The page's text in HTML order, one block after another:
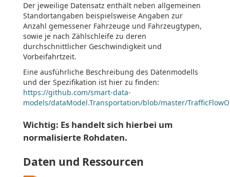
Der jeweilige Datensatz enthält neben allgemeinen
Standortangaben beispielsweise Angaben zur
Anzahl gemessener Fahrzeuge und Fahrzeugtypen,
sowie je nach Zählschleife zu deren
durchschnittlicher Geschwindigkeit und
Vorbeifahrtzeit.
Eine ausführliche Beschreibung des Datenmodells
und der Spezifikation ist hier zu finden:
https://github.com/smart-data-
models/dataModel.Transportation/blob/master/
Wichtig: Es handelt sich hierbei um
normalisierte Rohdaten.
Daten und Ressourcen